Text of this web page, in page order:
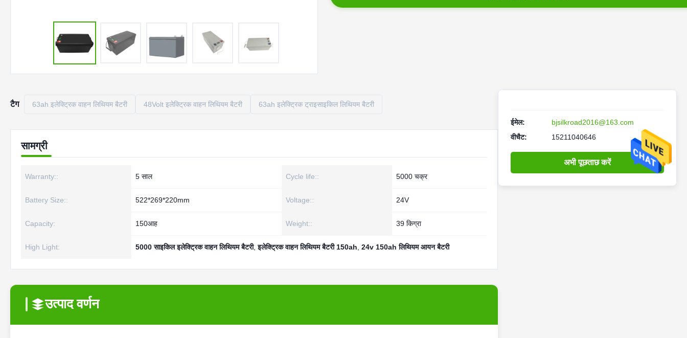
टैग 63ah इलेक्ट्रिक वाहन लिथियम बैटरी 48Volt इलेक्ट्रिक वाहन लिथियम बैटरी 63ah इलेक्ट्रिक ट्राइसाइकिल लिथियम बैटरी
सामग्री
Warranty:: 5 साल Cycle life:: 5000 चक्र
Battery Size:: 522*269*220mm Voltage:: 24V
Capacity: 150आह Weight:: 39 किग्रा
High Light: 5000 साइकिल इलेक्ट्रिक वाहन लिथियम बैटरी,इलेक्ट्रिक वाहन लिथियम बैटरी 150ah 24v 150ah लिथियम आयन बैटरी
उत्पाद वर्णन
ईमेल:
bjsilkroad2016@163.com
वीचैट:
15211040646
अभी पूछताछ करें